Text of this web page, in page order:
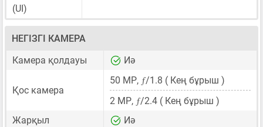
(UI)
НЕГІЗГІ КАМЕРА
Камера қолдауы
Иә
Қос камера
50 MP, ƒ/1.8 ( Кең бұрыш )
2 MP, ƒ/2.4 ( Кең бұрыш )
Жарқыл
Иә